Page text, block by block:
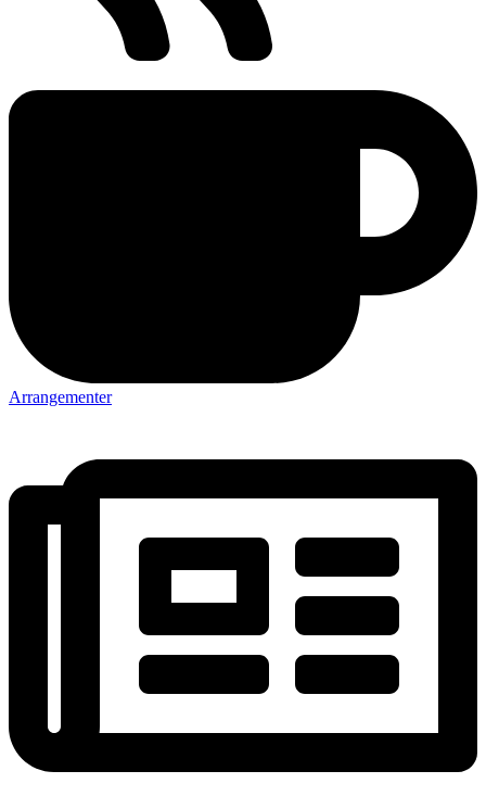
Arrangementer